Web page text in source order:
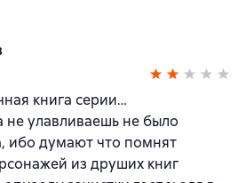
книга серии…
не улавливаешь не было
ибо думают что помнят
из друших книг